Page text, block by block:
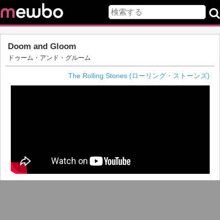
Doom and Gloom
ドゥーム・アンド・グルーム
The Rolling Stones (ローリング・ストーンズ)